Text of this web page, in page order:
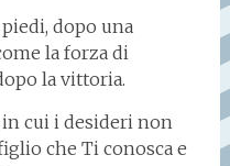
dopo una
la forza di
la vittoria.
cui i desideri non
che Ti conosca e